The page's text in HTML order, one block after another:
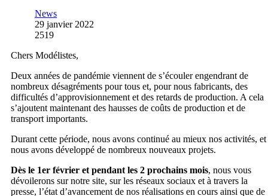
News
29 janvier 2022
2519
Chers Modélistes,
Deux années de pandémie viennent de s’écouler engendrant de
nombreux désagréments pour tous et, pour nous fabricants, des
difficultés d’approvisionnement et des retards de production. A cela
s’ajoutent maintenant des hausses de coûts de production et de
transport importants.
Durant cette période, nous avons continué au mieux nos activités, et
nous avons développé de nombreux nouveaux projets.
Dès le 1er février et pendant les 2 prochains mois, nous vous
dévoilerons sur notre site, sur les réseaux sociaux et à travers la
presse, l’état d’avancement de nos réalisations en cours ainsi que de